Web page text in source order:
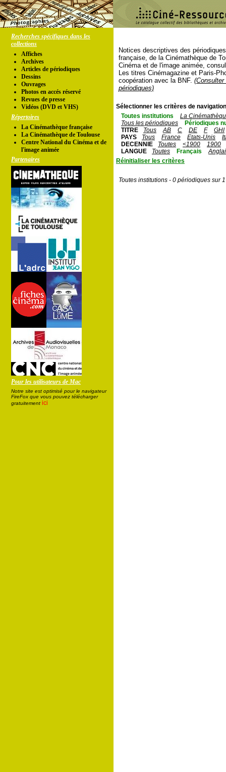
Recherches spécifiques dans les
collections
Affiches
Archives
Articles de périodiques
Dessins
Ouvrages
Photos en accés réservé
Revues de presse
Vidéos (DVD et VHS)
Répertoires
La Cinémathèque française
La Cinémathèque de Toulouse
Centre National du Cinéma et de
l'image animée
Partenaires
Pour les utilisateurs de Mac
Notre site est optimisé pour le navigateur
FireFox que vous pouvez télécharger
gratuitement ici
Notices descriptives des
française, de la Cinémathèque de
Cinéma et de l'image animée,
Les titres Cinémagazine et Paris-
coopération avec la BNF.
périodiques)
Sélectionner les critères de
Toutes institutions
La
Tous les périodiques
Périodiques
TITRE
Tous AB C DE F
GHI
PAYS
Tous France Etats-Unis
DECENNIE
Toutes <1900
1900
LANGUE
Toutes Français
Réinitialiser les critères
Toutes institutions - 0 périodiques sur